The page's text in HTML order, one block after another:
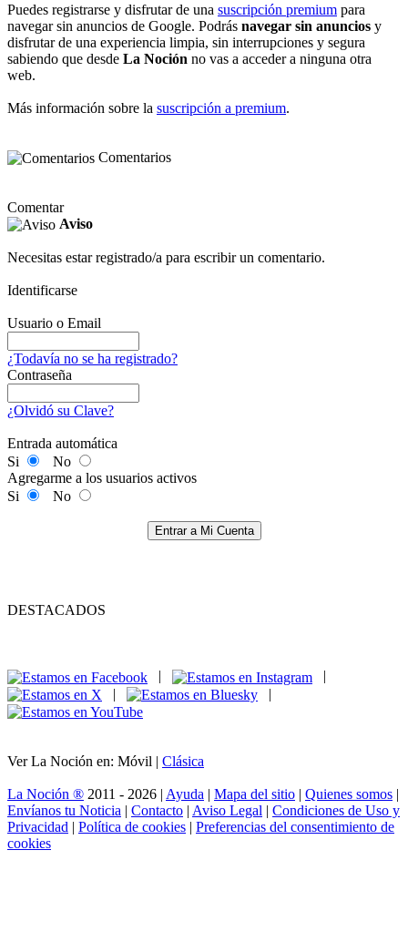
Puedes registrarse y disfrutar de una suscripción premium para
navegar sin anuncios de Google. Podrás navegar sin anuncios y
disfrutar de una experiencia limpia, sin interrupciones y segura
sabiendo que desde La Noción no vas a acceder a ninguna otra
web.
Más información sobre la suscripción a premium.
Comentarios
Comentar
Aviso
Necesitas estar registrado/a para escribir un comentario.
Identificarse
Usuario o Email
¿Todavía no se ha registrado?
Contraseña
¿Olvidó su Clave?
Entrada automática
Si
No
Agregarme a los usuarios activos
Si
No
Entrar a Mi Cuenta
DESTACADOS
|
|
Ver La Noción en: Móvil | Clásica
La Noción ® 2011 - 2026 | Ayuda | Mapa del sitio | Quienes somos |
Envíanos tu Noticia | Contacto | Aviso Legal | Condiciones de Uso y
Privacidad | Política de cookies | Preferencias del consentimiento de
cookies